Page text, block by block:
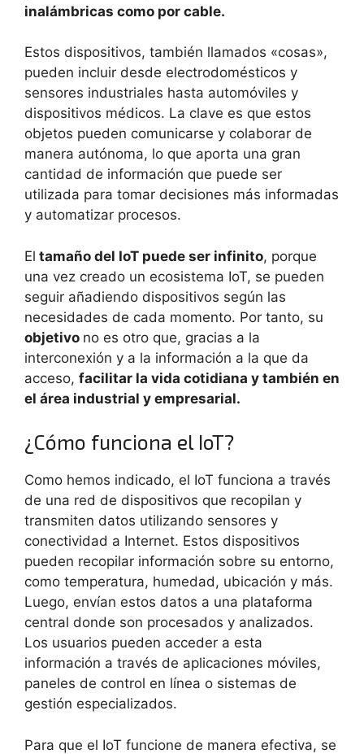
inalámbricas como por cable.
Estos dispositivos, también llamados «cosas»,
pueden incluir desde electrodomésticos y
sensores industriales hasta automóviles y
dispositivos médicos. La clave es que estos
objetos pueden comunicarse y colaborar de
manera autónoma, lo que aporta una gran
cantidad de información que puede ser
utilizada para tomar decisiones más informadas
y automatizar procesos.
El tamaño del IoT puede ser infinito, porque
una vez creado un ecosistema IoT, se pueden
seguir añadiendo dispositivos según las
necesidades de cada momento. Por tanto, su
objetivo no es otro que, gracias a la
interconexión y a la información a la que da
acceso, facilitar la vida cotidiana y también en
el área industrial y empresarial.
¿Cómo funciona el IoT?
Como hemos indicado, el IoT funciona a través
de una red de dispositivos que recopilan y
transmiten datos utilizando sensores y
conectividad a Internet. Estos dispositivos
pueden recopilar información sobre su entorno,
como temperatura, humedad, ubicación y más.
Luego, envían estos datos a una plataforma
central donde son procesados y analizados.
Los usuarios pueden acceder a esta
información a través de aplicaciones móviles,
paneles de control en línea o sistemas de
gestión especializados.
Para que el IoT funcione de manera efectiva, se